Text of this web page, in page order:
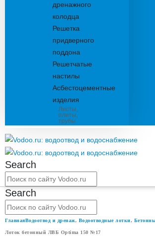
дренажного
колодца
Решетка
придверного
поддона
Решетчатые
настилы
Асбестоцементные
изделия
Листы,
плиты,
трубы
Search
Search
ГлавнаяВодоотвод и дренаж, Водоотводные лотки,
Лоток бетонный ЛВБ Optima 150 №17